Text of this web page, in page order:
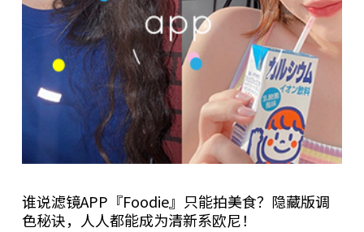
谁说滤镜APP『Foodie』只能拍美食？隐藏版调
色秘诀，人人都能成为清新系欧尼！